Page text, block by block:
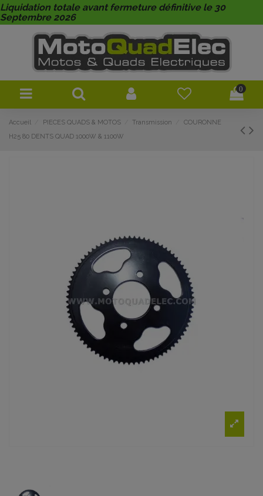
Liquidation totale avant fermeture définitive le 30
Septembre 2026
0
Accueil PIECES QUADS & MOTOS Transmission
COURONNE
H25 80 DENTS QUAD 1000W & 1100W